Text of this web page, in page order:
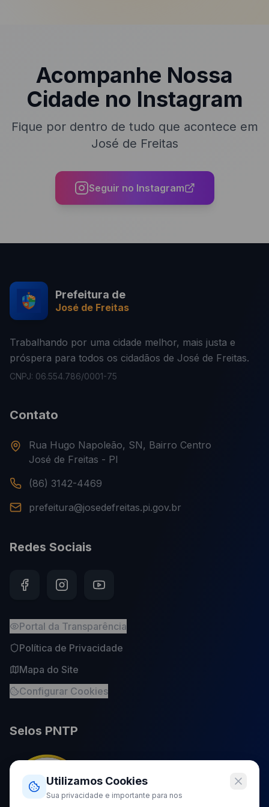
Acompanhe Nossa
Cidade no Instagram
Fique por dentro de tudo que acontece em
José de Freitas
Seguir no Instagram
Prefeitura de
José de Freitas
Trabalhando por uma cidade melhor, mais justa e
próspera para todos os cidadãos de José de Freitas.
CNPJ: 06.554.786/0001-75
Contato
Rua Hugo Napoleão, SN, Bairro Centro
José de Freitas - PI
(86) 3142-4469
prefeitura@josedefreitas.pi.gov.br
Redes Sociais
Portal da Transparência
Política de Privacidade
Mapa do Site
Configurar Cookies
Selos PNTP
Utilizamos Cookies
Sua privacidade e importante para nos